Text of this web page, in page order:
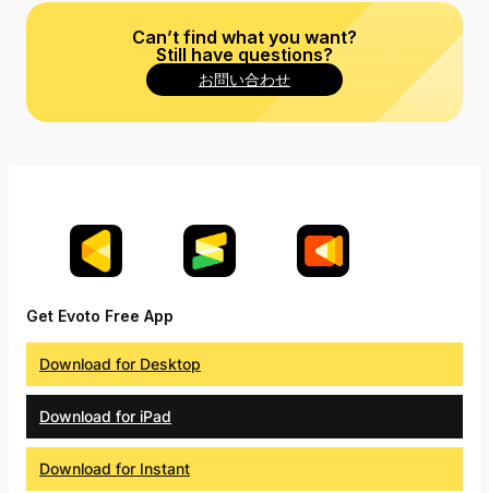
Can’t find what you want?
Still have questions?
お問い合わせ
Get Evoto Free App
Download for Desktop
Download for iPad
Download for Instant